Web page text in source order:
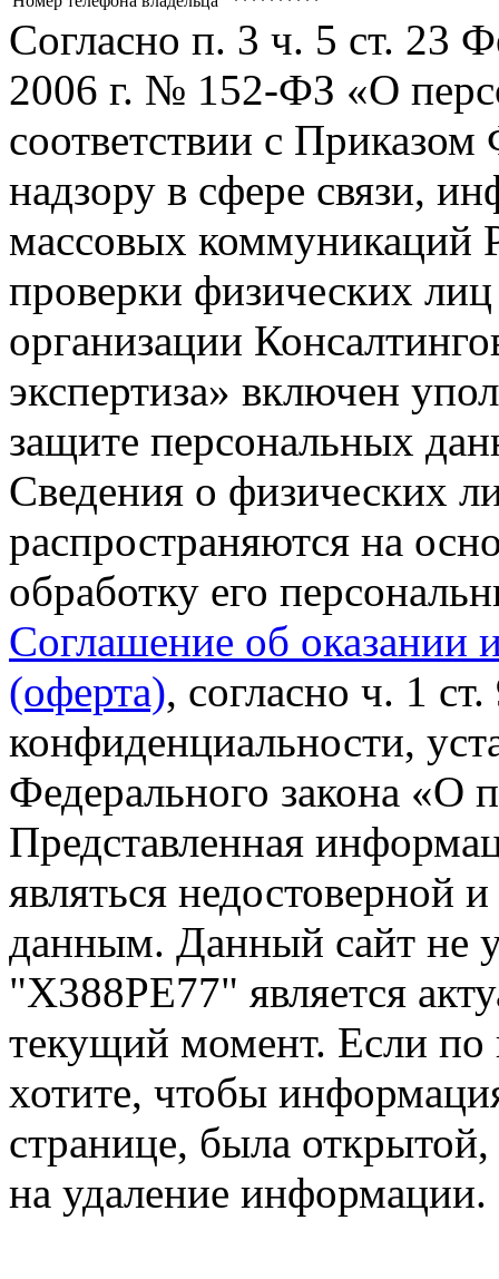
Согласно п. 3 ч. 5 ст. 23
2006 г. № 152-ФЗ «О
соответствии с
надзору в сфере связи,
массовых коммуникаций
проверки физических
организации
экспертиза» включен
защите персональных
Сведения о физических
распространяются на
обработку его
Соглашение об оказании
(оферта), согласно ч. 1
конфиденциальности,
Федерального закона «О
Представленная
являться недостоверной
данным. Данный сайт не
"Х388РЕ77" является
текущий момент. Если
хотите, чтобы
странице, была открытой,
на удаление информации.